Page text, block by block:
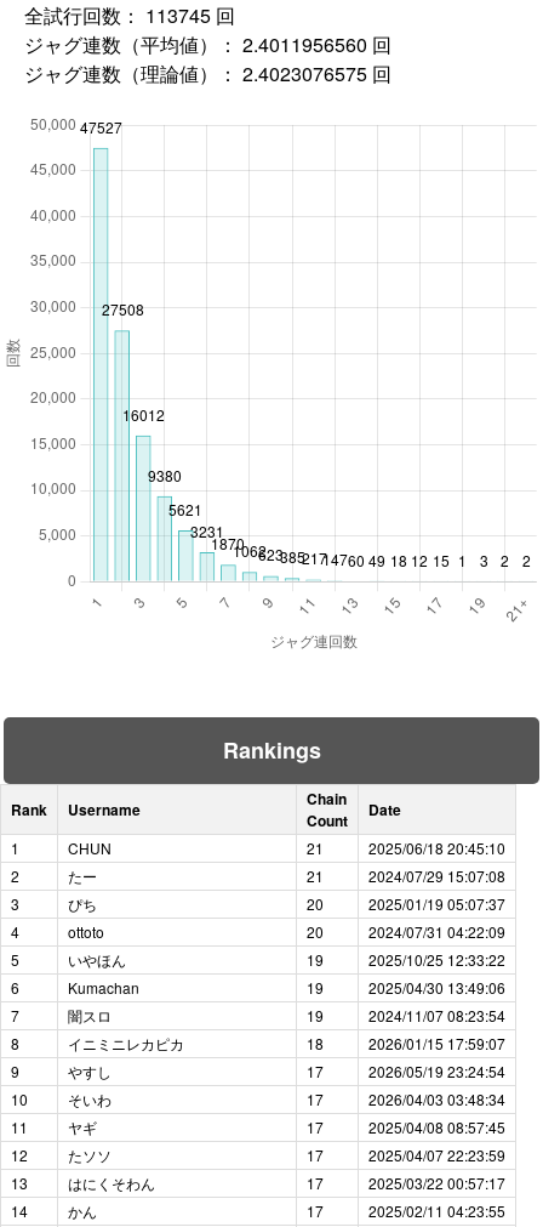
全試行回数： 113745 回
ジャグ連数（平均値）： 2.4011956560 回
ジャグ連数（理論値）： 2.4023076575 回
Rankings
Rank Username
Chain
Count
Date
1 CHUN 21
2025/06/18 20:45:10
2
たー 21
2024/07/29 15:07:08
3
ぴち 20
2025/01/19 05:07:37
4
ottoto 20
2024/07/31 04:22:09
5
いやほん 19
2025/10/25 12:33:22
6
Kumachan 19
2025/04/30 13:49:06
7
闇スロ 19
2024/11/07 08:23:54
8
イニミニレカピカ 18
2026/01/15 17:59:07
9
やすし 17
2026/05/19 23:24:54
10
そいわ 17
2026/04/03 03:48:34
11
ヤギ 17
2025/04/08 08:57:45
12
たソソ 17
2025/04/07 22:23:59
13
はにくそわん 17
2025/03/22 00:57:17
14
かん 17
2025/02/11 04:23:55